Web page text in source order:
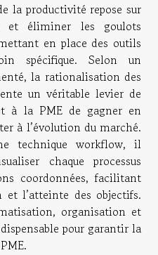
la productivité repose sur
et éliminer les goulots
en place des outils
spécifique. Selon un
la rationalisation des
un véritable levier de
à la PME de gagner en
à l’évolution du marché.
technique workflow, il
chaque processus
coordonnées, facilitant
l’atteinte des objectifs.
organisation et
pour garantir la